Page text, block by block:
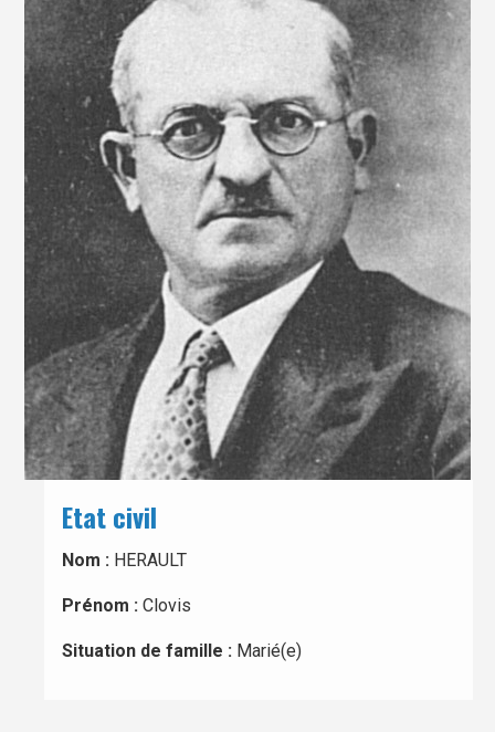
Etat civil
Nom : HERAULT
Prénom : Clovis
Situation de famille : Marié(e)